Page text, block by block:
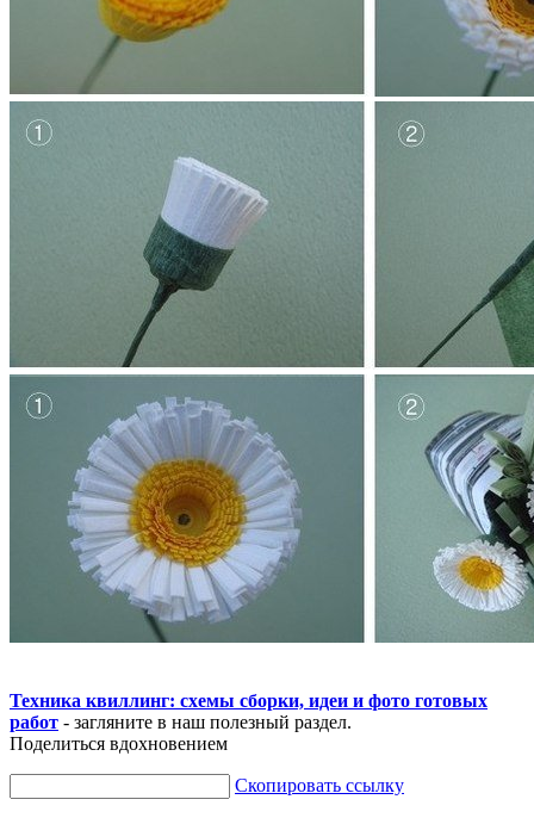
Техника квиллинг: схемы сборки, идеи и фото готовых
работ - загляните в наш полезный раздел.
Поделиться вдохновением
Скопировать ссылку